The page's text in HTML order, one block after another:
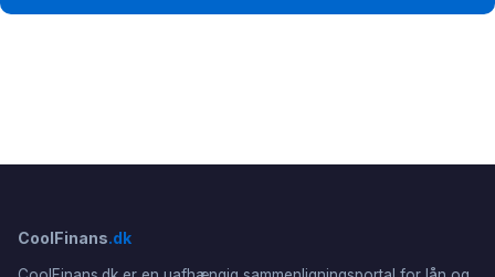
CoolFinans.dk